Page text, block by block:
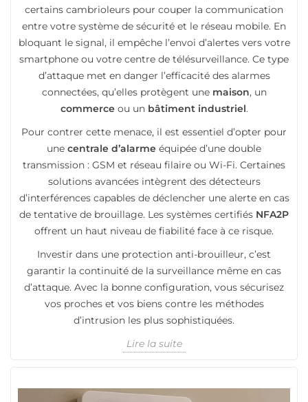
certains cambrioleurs pour couper la communication
entre votre système de sécurité et le réseau mobile. En
bloquant le signal, il empêche l’envoi d’alertes vers votre
smartphone ou votre centre de télésurveillance. Ce type
d’attaque met en danger l’efficacité des alarmes
connectées, qu’elles protègent une maison, un
commerceou un bâtiment industriel.
Pour contrer cette menace, il est essentiel d’opter pour
une centrale d’alarme équipée d’une double
transmission : GSM et réseau filaire ou Wi-Fi. Certaines
solutions avancées intègrent des détecteurs
d’interférences capables de déclencher une alerte en cas
de tentative de brouillage. Les systèmes certifiés NFA2P
offrent un haut niveau de fiabilité face à ce risque.
Investir dans une protection anti-brouilleur, c’est
garantir la continuité de la surveillance même en cas
d’attaque. Avec la bonne configuration, vous sécurisez
vos proches et vos biens contre les méthodes
d’intrusion les plus sophistiquées.
Lire la suite